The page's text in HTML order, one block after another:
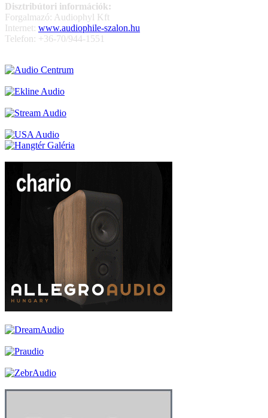
Disztribútori információk:
Forgalmazó: Audiophyl Kft
Internet: www.audiophile-szalon.hu
Telefon: +36-70/944-1551